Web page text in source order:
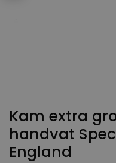
Kam extra
handvat
England